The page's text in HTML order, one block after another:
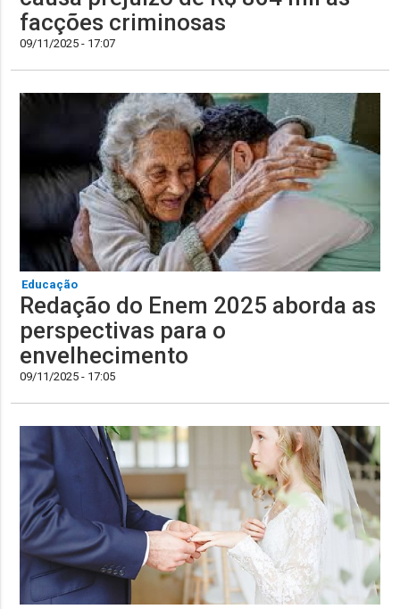
facções criminosas
09/11/2025 - 17:07
Educação
Redação do Enem 2025 aborda as
perspectivas para o
envelhecimento
09/11/2025 - 17:05